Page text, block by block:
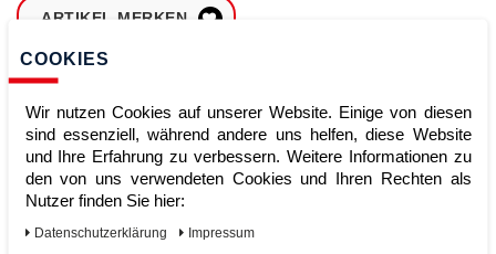
ARTIKEL MERKEN
Sofort lieferbar
COOKIES
Wir nutzen Cookies auf unserer Website. Einige von diesen
sind essenziell, während andere uns helfen, diese Website
und Ihre Erfahrung zu verbessern. Weitere Informationen zu
den von uns verwendeten Cookies und Ihren Rechten als
Nutzer finden Sie hier:
Daten­schutz­erklärung Impressum